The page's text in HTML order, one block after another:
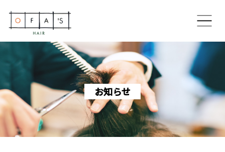
コンセプト
OFA’S HAIR 博多住吉本店
OFA’S HAIR 香椎ネクサス店
お知らせ